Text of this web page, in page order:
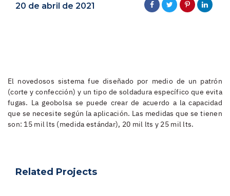
20 de abril de 2021
El novedosos sistema fue diseñado por medio de un patrón
(corte y confección) y un tipo de soldadura específico que evita
fugas. La geobolsa se puede crear de acuerdo a la capacidad
que se necesite según la aplicación. Las medidas que se tienen
son: 15 mil lts (medida estándar), 20 mil lts y 25 mil lts.
Related Projects